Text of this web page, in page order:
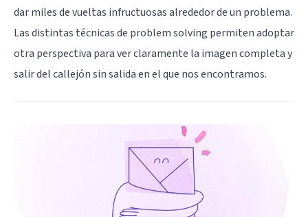
dar miles de vueltas infructuosas alrededor de un problema.
Las distintas técnicas de problem solving permiten adoptar
otra perspectiva para ver claramente la imagen completa y
salir del callejón sin salida en el que nos encontramos.